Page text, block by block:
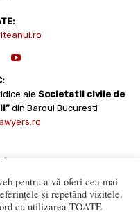
ale Societatii civile de
din Baroul Bucuresti
pentru a vă oferi cea mai
și repetând vizitele.
cu utilizarea TOATE